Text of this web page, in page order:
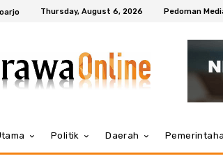
Thursday, August 6, 2026 Pedoman
Politik Daerah